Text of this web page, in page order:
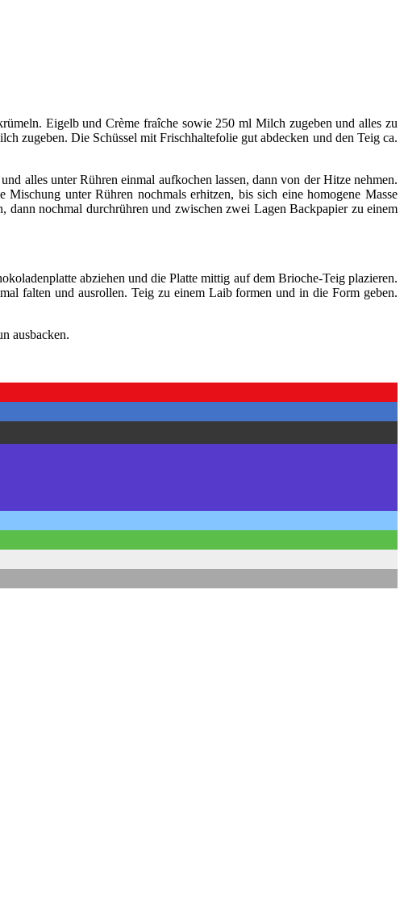
Eigelb und Crème fraîche sowie 250 ml Milch zugeben und alles zu
zugeben. Die Schüssel mit Frischhaltefolie gut abdecken und den Teig ca.
alles unter Rühren einmal aufkochen lassen, dann von der Hitze nehmen.
unter Rühren nochmals erhitzen, bis sich eine homogene Masse
dann nochmal durchrühren und zwischen zwei Lagen Backpapier zu einem
abziehen und die Platte mittig auf dem Brioche-Teig plazieren.
falten und ausrollen. Teig zu einem Laib formen und in die Form geben.
ausbacken.